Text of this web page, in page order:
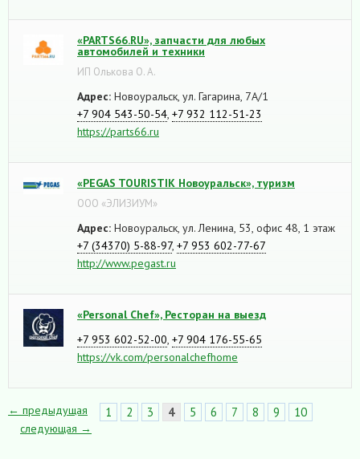
«PARTS66.RU», запчасти для любых
автомобилей и техники
ИП Олькова О. А.
Адрес: Новоуральск, ул. Гагарина, 7А/1
+7 904 543-50-54 +7 932 112-51-23
https://parts66.ru
«PEGAS TOURISTIK Новоуральск», туризм
ООО «ЭЛИЗИУМ»
Адрес: Новоуральск, ул. Ленина, 53, офис 48, 1 этаж
+7 (34370) 5-88-97, +7 953 602-77-67
http://www.pegast.ru
«Personal Chef», Ресторан на выезд
+7 953 602-52-00 +7 904 176-55-65
https://vk.com/personalchefhome
← предыдущая 1 2 3 4 5 6 7 8 9 10
следующая →